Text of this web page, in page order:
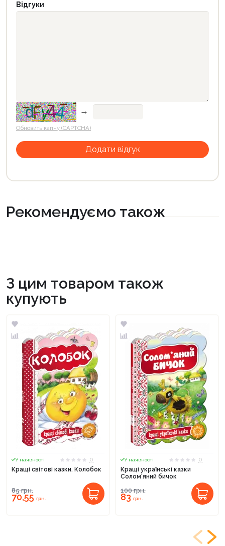
Відгуки
→
Обновить капчу (CAPTCHA)
Рекомендуємо також
З цим товаром також
купують
У наявності
0
Кращі світові казки. Колобок
85грн.
70,55 грн.
У наявності
0
Кращі українські казки
Солом'яний бичок
100грн.
83 грн.